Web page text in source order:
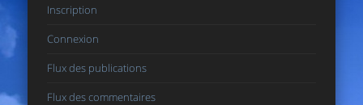
Inscription
Connexion
Flux des publications
Flux des commentaires